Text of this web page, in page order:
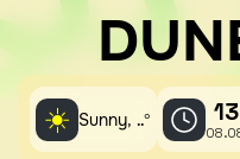
☀️ Sunny, ..°